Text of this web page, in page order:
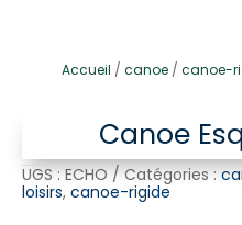
Accueil / canoe / canoe-
Canoe
UGS :ECHO Catégories :
loisirs, canoe-rigide